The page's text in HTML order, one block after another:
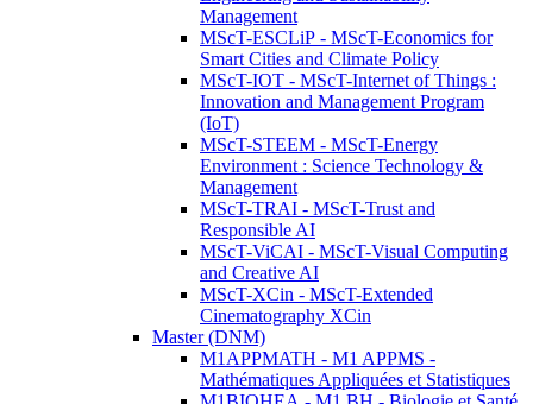
Management
MScT-ESCLiP - MScT-Economics for
Smart Cities and Climate Policy
MScT-IOT - MScT-Internet of Things :
Innovation and Management Program
(IoT)
MScT-STEEM - MScT-Energy
Environment : Science Technology &
Management
MScT-TRAI - MScT-Trust and
Responsible AI
MScT-ViCAI - MScT-Visual Computing
and Creative AI
MScT-XCin - MScT-Extended
Cinematography XCin
Master (DNM)
M1APPMATH - M1 APPMS -
Mathématiques Appliquées et Statistiques